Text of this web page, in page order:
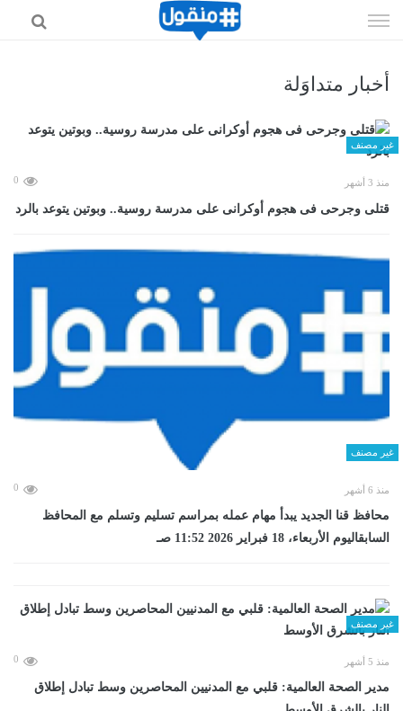
الى
أخبار متداوَلة
غير مصنف
منذ 3 أشهر 0
قتلى وجرحى فى هجوم أوكرانى على مدرسة روسية.. وبوتين يتوعد بالرد
غير مصنف
منذ 6 أشهر 0
محافظ قنا الجديد يبدأ مهام عمله بمراسم تسليم وتسلم مع المحافظ
السابقاليوم الأربعاء، 18 فبراير 2026 11:52 صـ
غير مصنف
منذ 5 أشهر 0
مدير الصحة العالمية: قلبي مع المدنيين المحاصرين وسط تبادل إطلاق